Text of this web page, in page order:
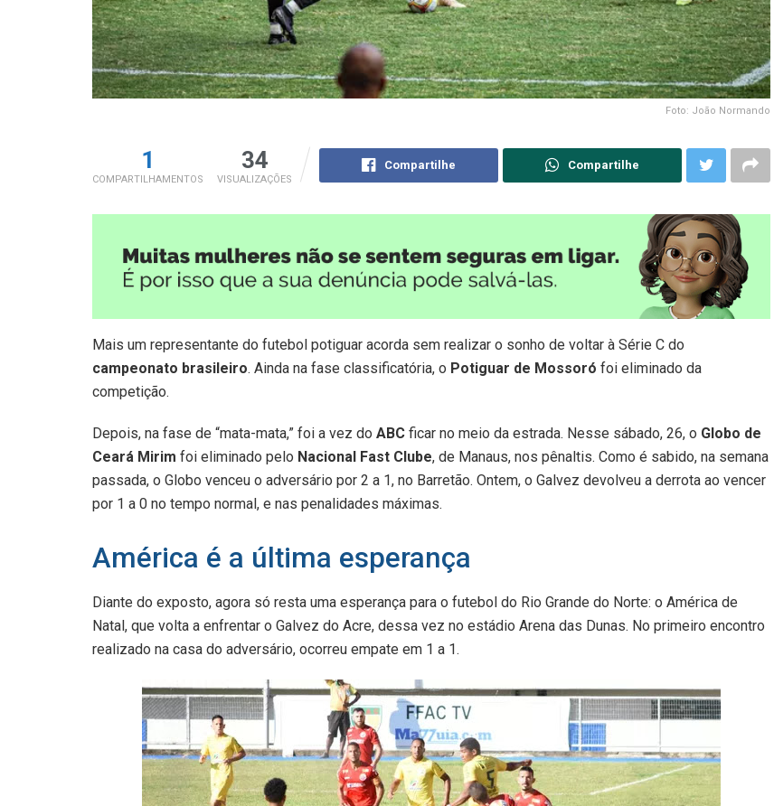
Foto: João Normando
1
COMPARTILHAMENTOS
34
VISUALIZAÇÕES
Compartilhe Compartilhe
Mais um representante do futebol potiguar acorda sem realizar o sonho de voltar à Série C do
campeonato brasileiro. Ainda na fase classificatória, o Potiguar de Mossoró foi eliminado da
competição.
Depois, na fase de “mata-mata,” foi a vez do ABC ficar no meio da estrada. Nesse sábado, 26, o Globo de
Ceará Mirim foi eliminado pelo Nacional Fast Clube, de Manaus, nos pênaltis. Como é sabido, na semana
passada, o Globo venceu o adversário por 2 a 1, no Barretão. Ontem, o Galvez devolveu a derrota ao vencer
por 1 a 0 no tempo normal, e nas penalidades máximas.
América é a última esperança
Diante do exposto, agora só resta uma esperança para o futebol do Rio Grande do Norte: o América de
Natal, que volta a enfrentar o Galvez do Acre, dessa vez no estádio Arena das Dunas. No primeiro encontro
realizado na casa do adversário, ocorreu empate em 1 a 1.